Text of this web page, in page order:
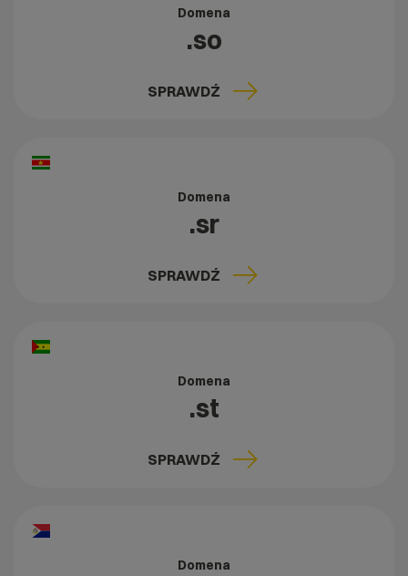
Domena
.so
SPRAWDŹ
Domena
.sr
SPRAWDŹ
Domena
.st
SPRAWDŹ
Domena